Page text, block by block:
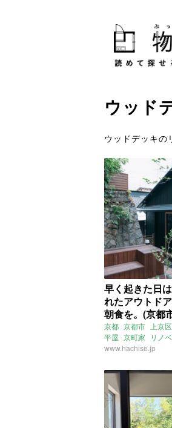
ウッド
ウッドデッキの
早く起きた日
れたアウトド
朝食を。(京都
の賃貸物件)
京都 京都市 上京区
平屋 京町家 リノ
ウッドデッキ 床暖房
www.hachise.jp